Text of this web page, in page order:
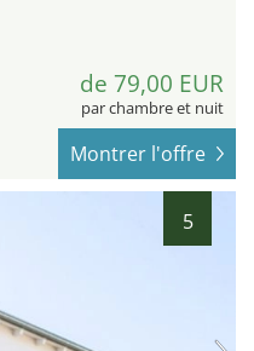
de 79,00 EUR
par chambre et nuit
Montrer l'offre
5